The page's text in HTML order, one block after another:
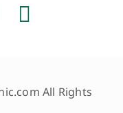
All Rights